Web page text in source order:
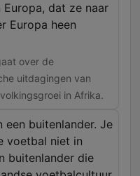
Europa, dat ze naar
Europa heen
over de
uitdagingen van
in Afrika.
een buitenlander. Je
voetbal niet in
buitenlander die